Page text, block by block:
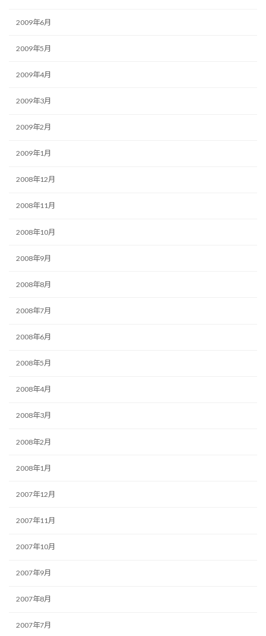
2009年6月
2009年5月
2009年4月
2009年3月
2009年2月
2009年1月
2008年12月
2008年11月
2008年10月
2008年9月
2008年8月
2008年7月
2008年6月
2008年5月
2008年4月
2008年3月
2008年2月
2008年1月
2007年12月
2007年11月
2007年10月
2007年9月
2007年8月
2007年7月